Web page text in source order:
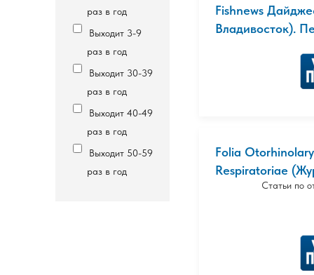
раз в год
Выходит 3-9
раз в год
Выходит 30-39
раз в год
Выходит 40-49
раз в год
Выходит 50-59
раз в год
Fishnews
Владивосток).
Folia
Respiratoriae
Статьи по